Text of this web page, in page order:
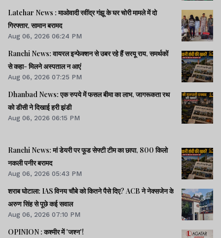
Latehar News : माओवादी रवींद्र गंझू के घर चोरी मामले में दो
गिरफ्तार, सामान बरामद
Aug 06, 2026 06:24 PM
Ranchi News: वायरल इन्फेक्शन से उबर रहे हैं सरयू राय, समर्थकों
से कहा- मिलने अस्पताल न आएं
Aug 06, 2026 07:25 PM
Dhanbad News: एक रुपये में फसल बीमा का लाभ, जागरूकता रथ
को डीसी ने दिखाई हरी झंडी
Aug 06, 2026 06:15 PM
Ranchi News: मां डेयरी पर फूड सेफ्टी टीम का छापा, 800 किलो
नकली पनीर बरामद
Aug 06, 2026 05:43 PM
शराब घोटाला: IAS विनय चौबे को कितने पैसे दिए? ACB ने नेक्सजेन के
अरुण सिंह से पूछे कई सवाल
Aug 06, 2026 07:10 PM
OPINION : कश्मीर में 'जश्न'!